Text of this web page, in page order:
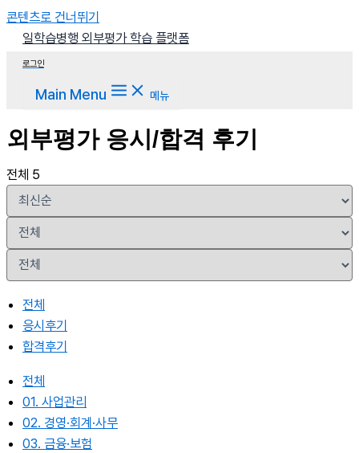
콘텐츠로 건너뛰기
일학습병행 외부평가 학습 플랫폼
로그인
Main Menu 메뉴
외부평가 응시/합격 후기
전체 5
전체
응시후기
합격후기
전체
01. 사업관리
02. 경영·회계·사무
03. 금융·보험